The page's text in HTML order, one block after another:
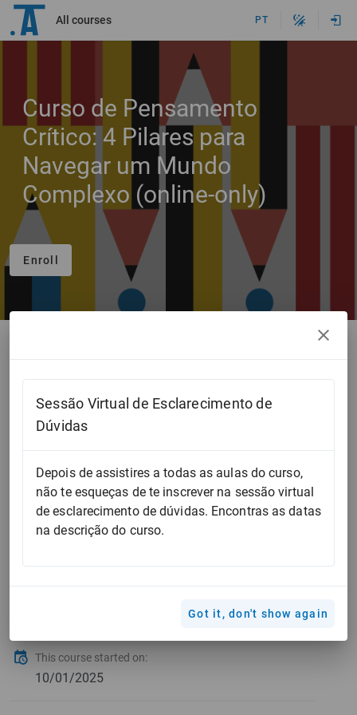
All courses PT
Curso de Pensamento
Crítico: 4 Pilares para
Navegar um Mundo
Complexo (online-only)
Enroll
Sessão Online de esclarecimento
de dúvidas:
Realizam-se na 2ª terça-feira de cada mês, das 18:30 às
19:30 (salvo feriados ou outros impedimentos). Para
garantir lugar, enviar email para
This course started on:
10/01/2025
Sessão Virtual de Esclarecimento de
Dúvidas
Depois de assistires a todas as aulas do curso,
não te esqueças de te inscrever na sessão virtual
de esclarecimento de dúvidas. Encontras as datas
na descrição do curso.
Got it, don't show again